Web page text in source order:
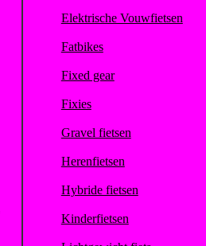
Elektrische Vouwfietsen
Fatbikes
Fixed gear
Fixies
Gravel fietsen
Herenfietsen
Hybride fietsen
Kinderfietsen